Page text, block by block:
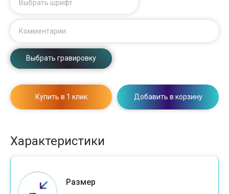
Выбрать шрифт
Комментарии
Выбрать гравировку
Купить в 1 клик Добавить в корзину
Характеристики
Размер